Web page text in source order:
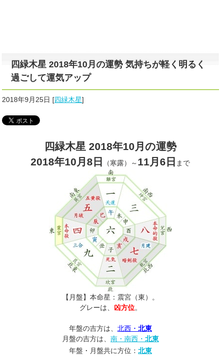
四緑木星 2018年10月の運勢 気持ちが軽く明るく
過ごして運気アップ
2018年9月25日 [四緑木星]
四緑木星 2018年10月の運勢
2018年10月8日
（寒露）～ 11月6日 まで
【月盤】本命星：震宮（東）。
グレーは、 凶方位。
年盤の吉方は、 北西・ 北東
月盤の吉方は、 南・南西・ 北東
年盤・月盤共に方位： 北東